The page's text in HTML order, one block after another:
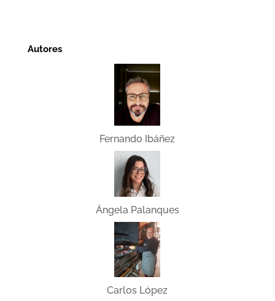
Autores
Fernando Ibáñez
Ángela Palanques
Carlos López